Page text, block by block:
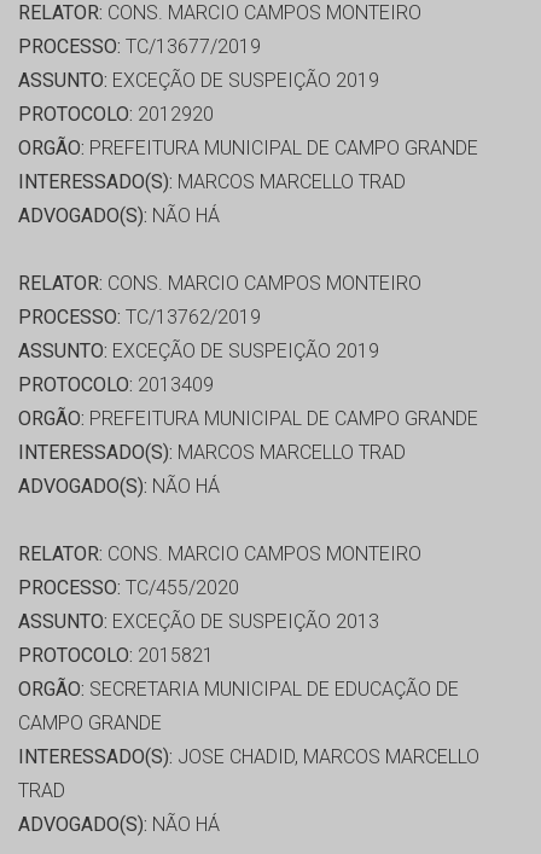
RELATOR: CONS. MARCIO CAMPOS MONTEIRO
PROCESSO: TC/13677/2019
ASSUNTO: EXCEÇÃO DE SUSPEIÇÃO 2019
PROTOCOLO: 2012920
ORGÃO: PREFEITURA MUNICIPAL DE CAMPO GRANDE
INTERESSADO(S): MARCOS MARCELLO TRAD
ADVOGADO(S): NÃO HÁ
RELATOR: CONS. MARCIO CAMPOS MONTEIRO
PROCESSO: TC/13762/2019
ASSUNTO: EXCEÇÃO DE SUSPEIÇÃO 2019
PROTOCOLO: 2013409
ORGÃO: PREFEITURA MUNICIPAL DE CAMPO GRANDE
INTERESSADO(S): MARCOS MARCELLO TRAD
ADVOGADO(S): NÃO HÁ
RELATOR: CONS. MARCIO CAMPOS MONTEIRO
PROCESSO: TC/455/2020
ASSUNTO: EXCEÇÃO DE SUSPEIÇÃO 2013
PROTOCOLO: 2015821
ORGÃO: SECRETARIA MUNICIPAL DE EDUCAÇÃO DE
CAMPO GRANDE
INTERESSADO(S): JOSE CHADID, MARCOS MARCELLO
TRAD
ADVOGADO(S): NÃO HÁ